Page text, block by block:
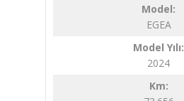
Model:
EGEA
Model Yılı:
2024
Km: